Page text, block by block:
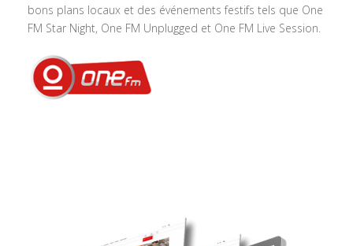
bons plans locaux et des événements festifs tels que One
FM Star Night, One FM Unplugged et One FM Live Session.